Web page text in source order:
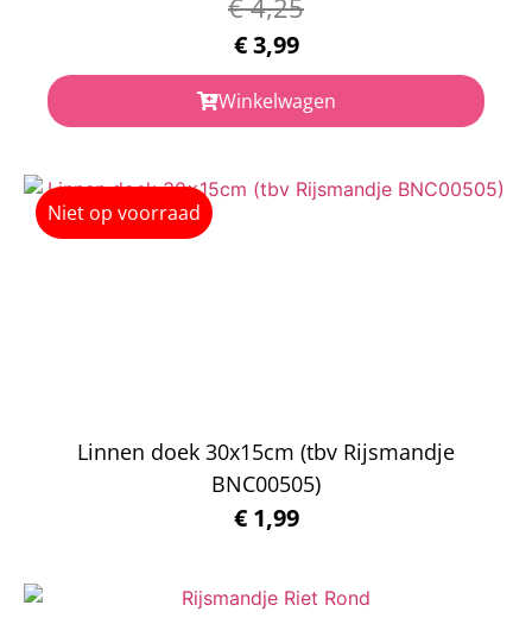
€3,99
Winkelwagen
Niet op voorraad
Linnen doek 30x15cm (tbv Rijsmandje
BNC00505)
€1,99